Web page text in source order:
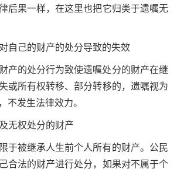
后果一样，在这里也把它归类于遗嘱无
自己的财产的处分导致的失效
产的处分行为致使遗嘱处分的财产在继
或所有权转移、部分转移的，遗嘱视为
不发生法律效力。
无权处分的财产
于被继承人生前个人所有的财产。公民
合法的财产进行处分，如果对不属于个